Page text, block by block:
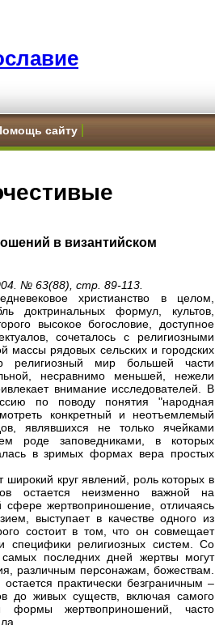
сайту
в византийском
№ 63(88), стр. 89-113.
христианство в целом,
доктринальных формул, культов,
высокое богословие, доступное
сочеталось с религиозными
массы рядовых сельских и городских
мир большей части
несравнимо меньшей, нежели
внимание исследователей. В
по поводу понятия "народная
конкретный и неотъемлемый
являвшихся не только ячейками
роде заповедниками, в которых
в зримых формах вера простых
круг явлений, роль которых в
остается неизменно важной на
сфере жертвоприношение, отличаясь
выступает в качестве одного из
состоит в том, что он совмещает
специфики религиозных систем. Со
последних дней жертвы могут
различным персонажам, божествам.
практически безграничным –
до живых существ, включая самого
формы жертвоприношений, часто